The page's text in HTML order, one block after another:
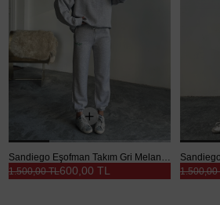
600,00 TL
1.500,00 TL 1.500,00